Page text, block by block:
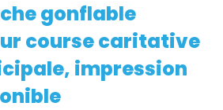
gonflable
course caritative
impression